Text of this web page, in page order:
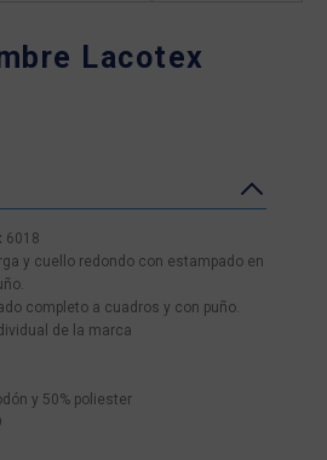
Lacotex
6018
y cuello redondo con estampado en
completo a cuadros y con puño.
de la marca
y 50% poliester